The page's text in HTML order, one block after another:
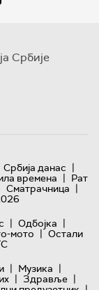
Србије
Србија данас |
времена | Рат
Сматрачница |
| Одбојка |
мото | Остали
| Музика |
| Здравље |